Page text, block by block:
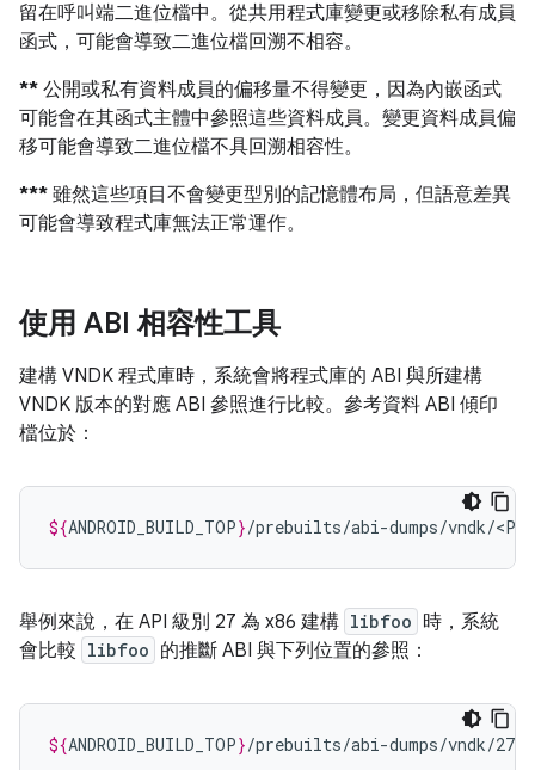
留在呼叫端二進位檔中。從共用程式庫變更或移除私有成員
函式，可能會導致二進位檔回溯不相容。
** 公開或私有資料成員的偏移量不得變更，因為內嵌函式
可能會在其函式主體中參照這些資料成員。變更資料成員偏
移可能會導致二進位檔不具回溯相容性。
*** 雖然這些項目不會變更型別的記憶體布局，但語意差異
可能會導致程式庫無法正常運作。
使用 ABI 相容性工具
建構 VNDK 程式庫時，系統會將程式庫的 ABI 與所建構
VNDK 版本的對應 ABI 參照進行比較。參考資料 ABI 傾印
檔位於：
${ANDROID_BUILD_TOP}/prebuilts/abi-dumps/vndk/
舉例來說，在 API 級別 27 為 x86 建構 libfoo 時，系統
會比較 libfoo 的推斷 ABI 與下列位置的參照：
${ANDROID_BUILD_TOP}/prebuilts/abi-dumps/vndk/27/